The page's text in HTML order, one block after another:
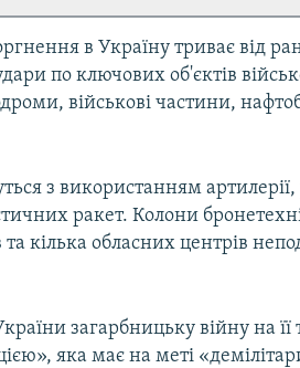
в Україну триває від
по ключових об'єктів
військові частини,
з використанням
ракет. Колони
кілька обласних центрів
загарбницьку війну на її
яка має на меті